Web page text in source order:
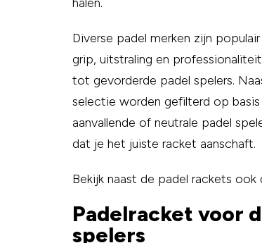
Diverse padel merken zijn
grip, uitstraling en
tot gevorderde padel spelers.
selectie worden gefilterd op
aanvallende of neutrale padel
dat je het juiste racket aanschaft.
Bekijk naast de padel rackets ook
Padelracket voor
spelers